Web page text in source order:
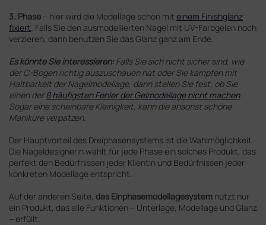
3. Phase – hier wird die Modellage schon mit einem Finishglanz
fixiert . Falls Sie den ausmodellierten Nagel mit UV-Farbgelen noch
verzieren, dann benutzen Sie das Glanz ganz am Ende.
Es könnte Sie interessieren:Falls Sie sich nicht sicher sind, wie
der C-Bogen richtig auszuschauen hat oder Sie kämpfen mit
Haltbarkeit der Nagelmodellage, dann stellen Sie fest, ob Sie
einen der8 häufigsten Fehler der Gelmodellage nicht machen.
Sogar eine scheinbare Kleinigkeit, kann die ansonst schöne
Maniküre verpatzen.
Der Hauptvorteil des Dreiphasensystems ist die Wahlmöglichkeit.
Die Nageldesignerin wählt für jede Phase ein solches Produkt, das
perfekt den Bedürfnissen jeder Klientin und Bedürfnissen jeder
konkreten Modellage entspricht.
Auf der anderen Seite, das Einphasemodellagesystem nutzt nur
ein Produkt, das alle Funktionen – Unterlage, Modellage und Glanz
– erfüllt.